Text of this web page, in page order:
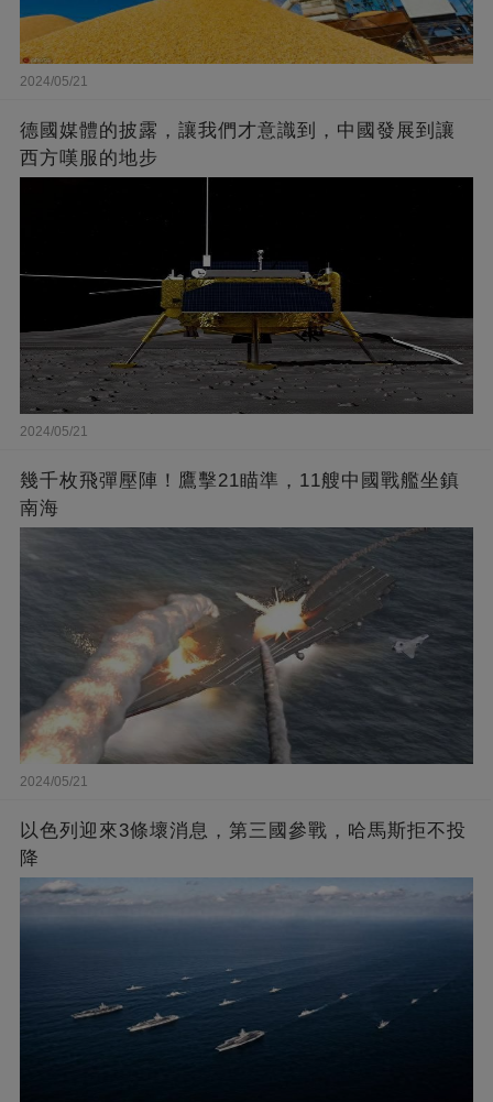
2024/05/21
德國媒體的披露，讓我們才意識到，中國發展到讓
西方嘆服的地步
2024/05/21
幾千枚飛彈壓陣！鷹擊21瞄準，11艘中國戰艦坐鎮
南海
2024/05/21
以色列迎來3條壞消息，第三國參戰，哈馬斯拒不投
降